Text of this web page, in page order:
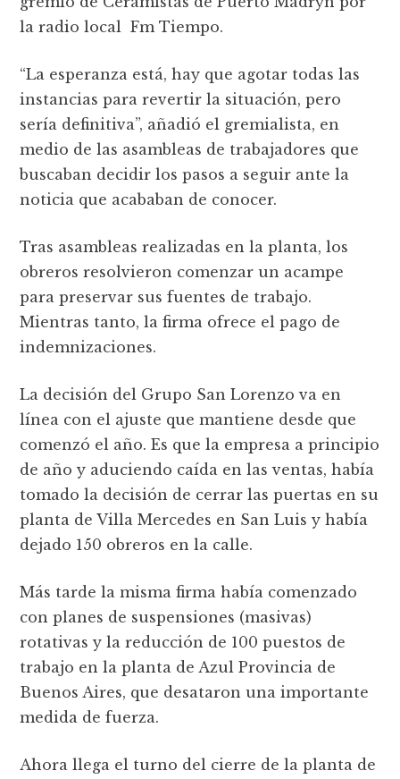
la radio local Fm Tiempo.
“La esperanza está, hay que agotar todas las
instancias para revertir la situación, pero
sería definitiva”, añadió el gremialista, en
medio de las asambleas de trabajadores que
buscaban decidir los pasos a seguir ante la
noticia que acababan de conocer.
Tras asambleas realizadas en la planta, los
obreros resolvieron comenzar un acampe
para preservar sus fuentes de trabajo.
Mientras tanto, la firma ofrece el pago de
indemnizaciones.
La decisión del Grupo San Lorenzo va en
línea con el ajuste que mantiene desde que
comenzó el año. Es que la empresa a principio
de año y aduciendo caída en las ventas, había
tomado la decisión de cerrar las puertas en su
planta de Villa Mercedes en San Luis y había
dejado 150 obreros en la calle.
Más tarde la misma firma había comenzado
con planes de suspensiones (masivas)
rotativas y la reducción de 100 puestos de
trabajo en la planta de Azul Provincia de
Buenos Aires, que desataron una importante
medida de fuerza.
Ahora llega el turno del cierre de la planta de